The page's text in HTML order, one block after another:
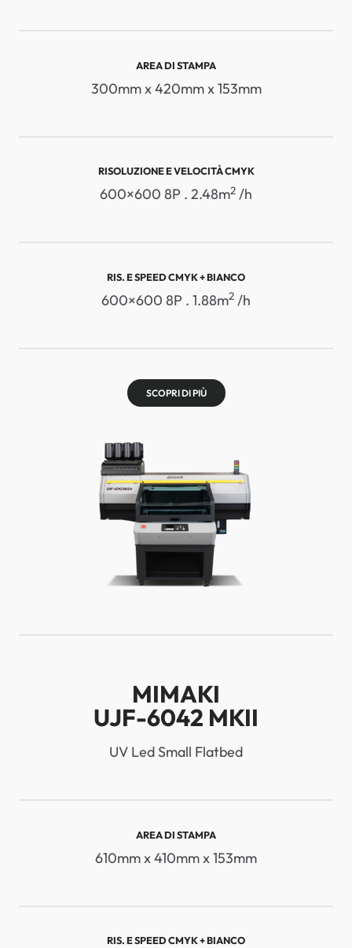
AREA DI STAMPA
300mm x 420mm x 153mm
RISOLUZIONE E VELOCITÀ CMYK
600×600 8P . 2.48m2 /h
RIS. E SPEED ​​CMYK + BIANCO
600×600 8P . 1.88m2 /h
SCOPRI DI PIÙ
MIMAKI
UJF-6042 MKII
UV Led Small Flatbed
AREA DI STAMPA
610mm x 410mm x 153mm
RIS. E SPEED ​​CMYK + BIANCO